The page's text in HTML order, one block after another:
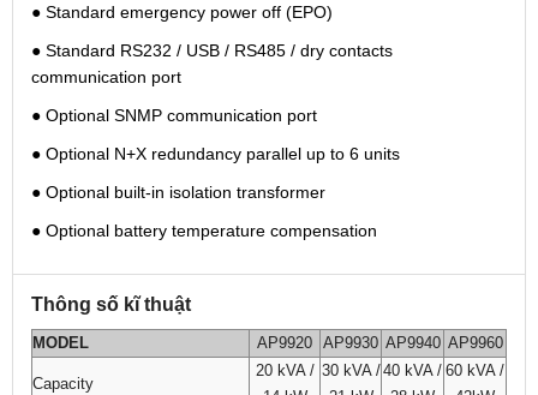
● Standard emergency power off (EPO)
● Standard RS232 / USB / RS485 / dry contacts
communication port
● Optional SNMP communication port
● Optional N+X redundancy parallel up to 6 units
● Optional built-in isolation transformer
● Optional battery temperature compensation
Thông số kĩ thuật
MODEL AP9920 AP9930 AP9940 AP9960
Capacity
20 kVA / 30 kVA /40 kVA / 60 kVA /